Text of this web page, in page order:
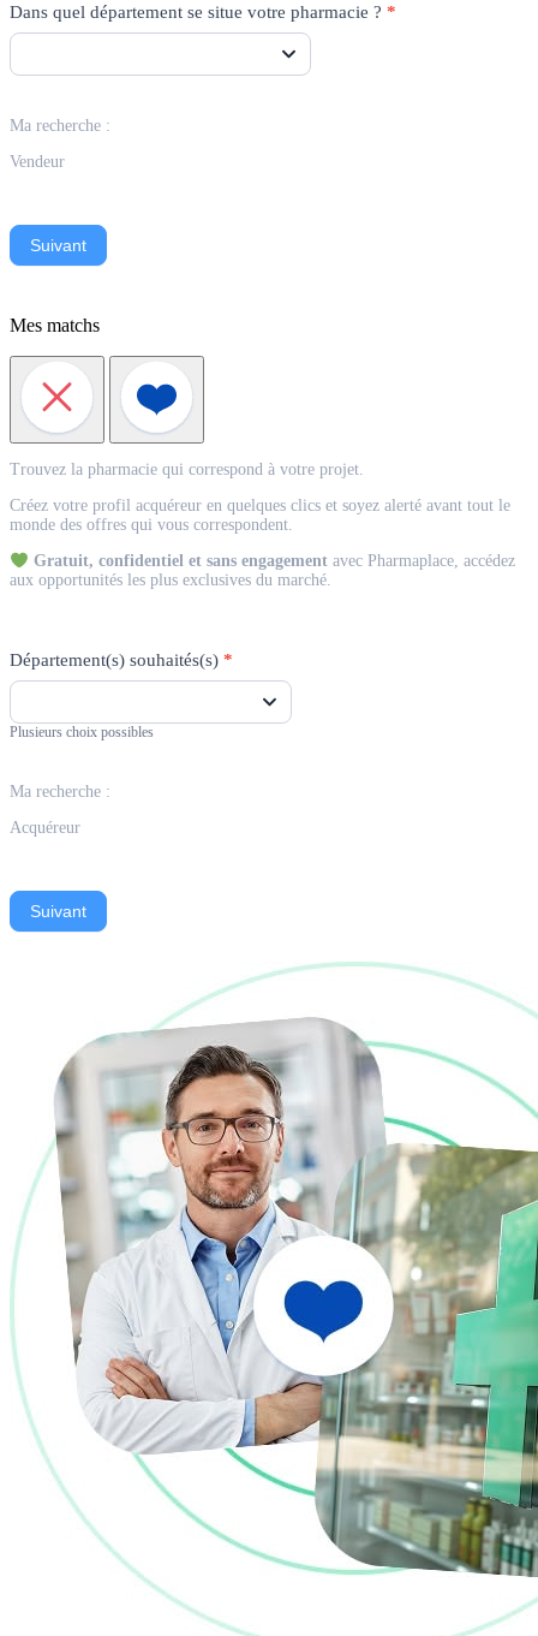
Dans quel département se situe votre pharmacie ? *
Ma recherche :
Vendeur
Suivant
Mes matchs
Acquéreur
Trouvez la pharmacie qui correspond à votre projet.
Créez votre profil acquéreur en quelques clics et soyez alerté avant tout le
monde des offres qui vous correspondent.
Gratuit, confidentiel et sans engagementavec Pharmaplace, accédez
aux opportunités les plus exclusives du marché.
Département(s) souhaités(s) *
Plusieurs choix possibles
Ma recherche :
Acquéreur
Suivant